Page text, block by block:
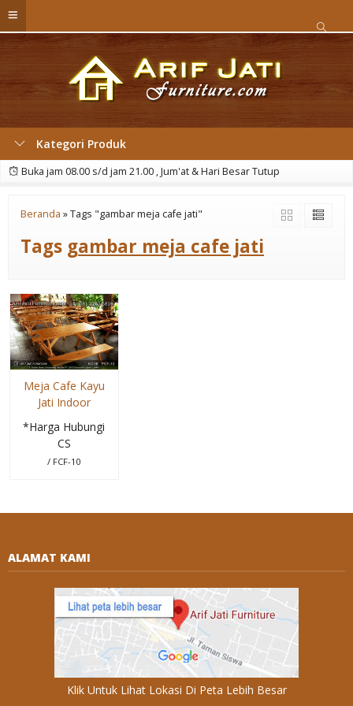
Kategori Produk
Buka jam 08.00 s/d jam 21.00 , Jum'at & Hari Besar Tutup
Beranda »Tags "gambar meja cafe jati"
Tags gambar meja cafe jati
Meja Cafe Kayu
Jati Indoor
*Harga Hubungi
CS
/ FCF-10
ALAMAT KAMI
Klik Untuk Lihat Lokasi Di Peta Lebih Besar